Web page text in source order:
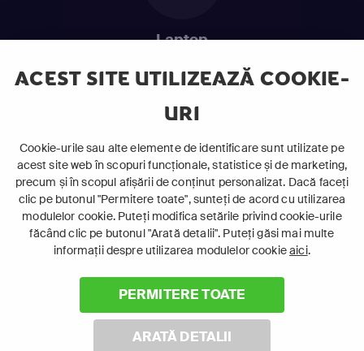
ACEST SITE UTILIZEAZĂ COOKIE-
URI
Cookie-urile sau alte elemente de identificare sunt utilizate pe
acest site web în scopuri funcționale, statistice și de marketing,
precum și în scopul afișării de conținut personalizat. Dacă faceți
clic pe butonul "Permitere toate", sunteți de acord cu utilizarea
modulelor cookie. Puteți modifica setările privind cookie-urile
făcând clic pe butonul "Arată detalii". Puteți găsi mai multe
informații despre utilizarea modulelor cookieaici.
PERMITERE TOATE
ARATĂ DETALII
Laptop
ABONEAZĂ-TE ACUM
Cerințe de sistem
2026 Canal+ Luxembourg S. à r.l. - Toate drepturile rezervate
Focus Sat este o marcă înregistrată aparținând Canal+
Luxembourg S. à r.l.